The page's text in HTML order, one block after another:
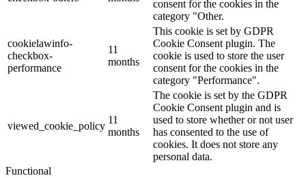
consent for the cookies in the
category "Other.
cookielawinfo-
checkbox-
performance
11
months
This cookie is set by GDPR
Cookie Consent plugin. The
cookie is used to store the user
consent for the cookies in the
category "Performance".
viewed_cookie_policy
11
months
The cookie is set by the GDPR
Cookie Consent plugin and is
used to store whether or not user
has consented to the use of
cookies. It does not store any
personal data.
Functional